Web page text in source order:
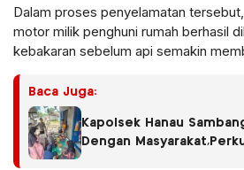
Dalam proses penyelamatan
motor milik penghuni rumah berhasil
kebakaran sebelum api semakin
Baca Juga:
Kapolsek Hanau
Dengan